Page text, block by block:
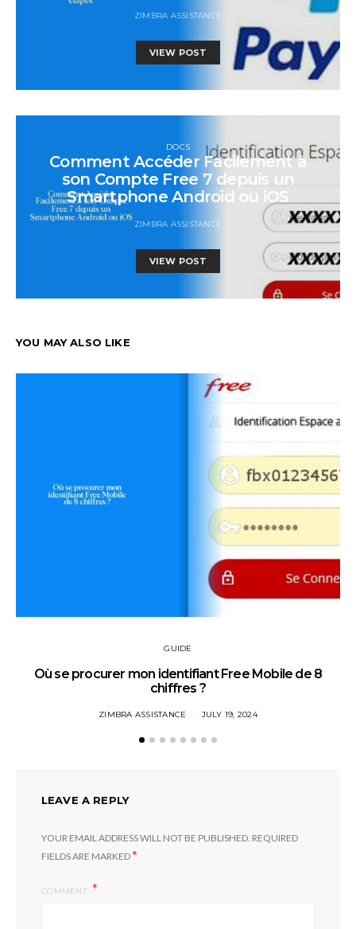
ZIMBRA ASSISTANCE
VIEW POST
DOCS
Comment Accéder Facilement à
son Compte Free 7 depuis un
Smartphone Android ou iOS
ZIMBRA ASSISTANCE
VIEW POST
YOU MAY ALSO LIKE
GUIDE
Où se procurer mon identifiant Free Mobile de 8
chiffres ?
ZIMBRA ASSISTANCE JULY 19, 2024
LEAVE A REPLY
YOUR EMAIL ADDRESS WILL NOT BE PUBLISHED. REQUIRED
FIELDS ARE MARKED*
COMMENT